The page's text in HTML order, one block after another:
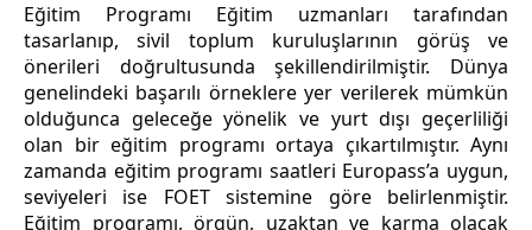
Eğitim Programı Eğitim uzmanları tarafından
tasarlanıp, sivil toplum kuruluşlarının görüş ve
önerileri doğrultusunda şekillendirilmiştir. Dünya
genelindeki başarılı örneklere yer verilerek mümkün
olduğunca geleceğe yönelik ve yurt dışı geçerliliği
olan bir eğitim programı ortaya çıkartılmıştır. Aynı
zamanda eğitim programı saatleri Europass’a uygun,
seviyeleri ise FOET sistemine göre belirlenmiştir.
Eğitim programı, örgün, uzaktan ve karma olacak